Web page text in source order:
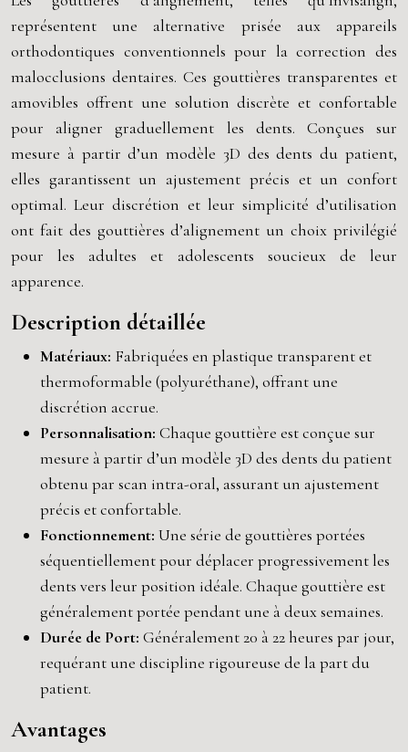
représentent une alternative prisée aux appareils
orthodontiques conventionnels pour la correction des
malocclusions dentaires. Ces gouttières transparentes et
amovibles offrent une solution discrète et confortable
pour aligner graduellement les dents. Conçues sur
mesure à partir d’un modèle 3D des dents du patient,
elles garantissent un ajustement précis et un confort
optimal. Leur discrétion et leur simplicité d’utilisation
ont fait des gouttières d’alignement un choix privilégié
pour les adultes et adolescents soucieux de leur
apparence.
Description détaillée
Matériaux: Fabriquées en plastique transparent et
thermoformable (polyuréthane), offrant une
discrétion accrue.
Personnalisation: Chaque gouttière est conçue sur
mesure à partir d’un modèle 3D des dents du patient
obtenu par scan intra-oral, assurant un ajustement
précis et confortable.
Fonctionnement: Une série de gouttières portées
séquentiellement pour déplacer progressivement les
dents vers leur position idéale. Chaque gouttière est
généralement portée pendant une à deux semaines.
Durée de Port: Généralement 20 à 22 heures par jour,
requérant une discipline rigoureuse de la part du
patient.
Avantages